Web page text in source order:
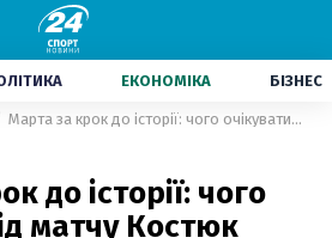
ЕКОНОМІКА БІЗНЕС
Марта за крок до історії: чого очікувати від матчу Костюк проти фіналістки Вімблдону
до історії: чого
матчу Костюк